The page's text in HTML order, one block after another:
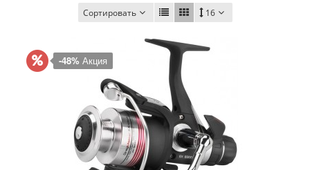
Сортировать 16
-48% Акция